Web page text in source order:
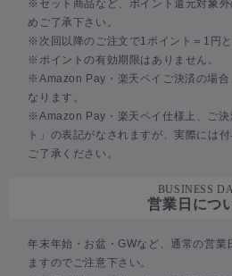
※セット商品など、ポイント還元対象
めご了承下さい。
※次回以降のご注文で1ポイント＝1円
※ポイントの有効期限はありません。
※Amazon Pay・楽天ペイご決済の場合
なります。
※Amazon Pay・楽天ペイ仕様上、ご決
ト」の表記がなされますが、実際には
ご了承ください。
BUSINESS
営業日につ
年末年始・お盆・GWなど、通常の営業
ますのでご注意下さい。